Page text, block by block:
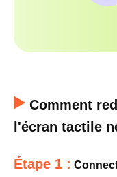
Comment
l'écran tactile
Étape 1 :